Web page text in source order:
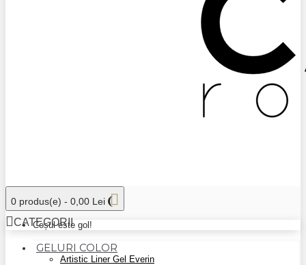
0 produs(e) - 0,00 Lei
Coșul este gol!
CATEGORII
GELURI COLOR
Artistic Liner Gel Everin